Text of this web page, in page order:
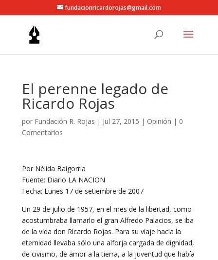
fundacionricardorojas@gmail.com
El perenne legado de
Ricardo Rojas
por Fundación R. Rojas | Jul 27, 2015 | Opinión | 0
Comentarios
Por Nélida Baigorria
Fuente: Diario LA NACION
Fecha: Lunes 17 de setiembre de 2007
Un 29 de julio de 1957, en el mes de la libertad, como
acostumbraba llamarlo el gran Alfredo Palacios, se iba
de la vida don Ricardo Rojas. Para su viaje hacia la
eternidad llevaba sólo una alforja cargada de dignidad,
de civismo, de amor a la tierra, a la juventud que había